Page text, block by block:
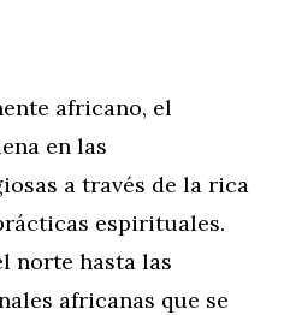
africano, el
en las
a través de la rica
espirituales.
norte hasta las
africanas que se